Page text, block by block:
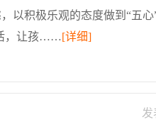
以积极乐观的态度做到“五心
，让孩……[详细]
发